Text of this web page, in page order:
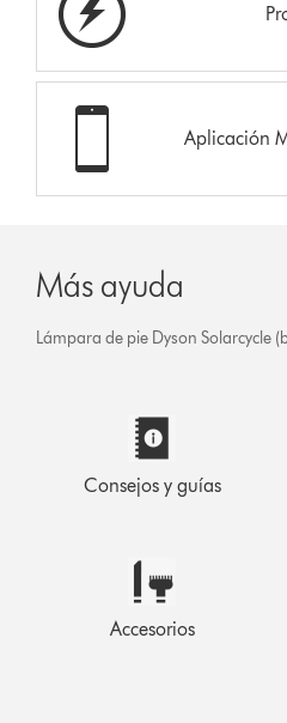
Aplicación
Más ayuda
Lámpara de pie Dyson Solarcycle
Consejos y guías
Accesorios